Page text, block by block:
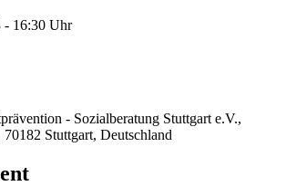
- 16:30 Uhr
- Sozialberatung Stuttgart e.V.,
Stuttgart, Deutschland